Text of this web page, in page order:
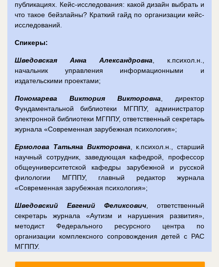
публикациях. Кейс-исследования: какой дизайн выбрать и
что такое бейзлайны? Краткий гайд по организации кейс-
исследований.
Спикеры:
Шведовская Анна Александровна, к.психол.н.,
начальник управления информационными и
издательскими проектами;
Пономарева Виктория Викторовна, директор
Фундаментальной библиотеки МГППУ, администратор
электронной библиотеки МГППУ, ответственный секретарь
журнала «Современная зарубежная психология»;
Ермолова Татьяна Викторовна, к.психол.н., старший
научный сотрудник, заведующая кафедрой, профессор
общеуниверситетской кафедры зарубежной и русской
филологии МГППУ, главный редактор журнала
«Современная зарубежная психология»;
Шведовский Евгений Феликсович, ответственный
секретарь журнала «Аутизм и нарушения развития»,
методист Федерального ресурсного центра по
организации комплексного сопровождения детей с РАС
МГППУ.